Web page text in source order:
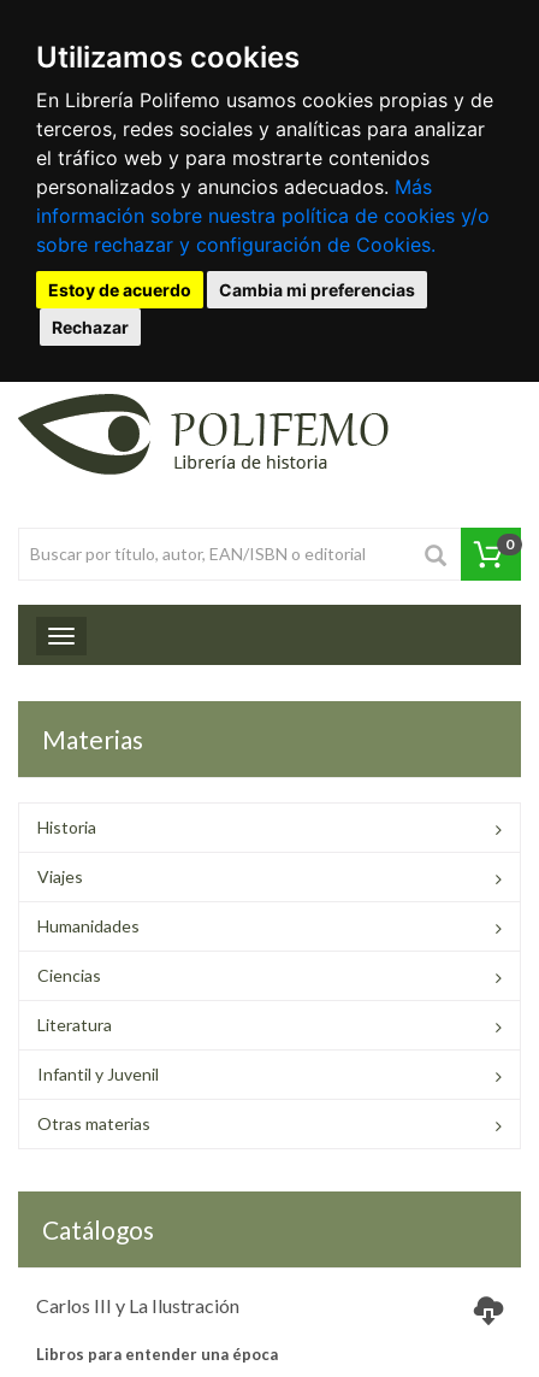
Utilizamos cookies
En Librería Polifemo usamos cookies propias y de
terceros, redes sociales y analíticas para analizar
el tráfico web y para mostrarte contenidos
personalizados y anuncios adecuados. Más
información sobre nuestra política de cookies y/o
sobre rechazar y configuración de Cookies.
Estoy de acuerdo
Cambia mi preferencias
Rechazar
0
Toggle navigation
Materias
Historia
Viajes
Humanidades
Ciencias
Literatura
Infantil y Juvenil
Otras materias
Catálogos
Carlos III y La Ilustración
Libros para entender una época